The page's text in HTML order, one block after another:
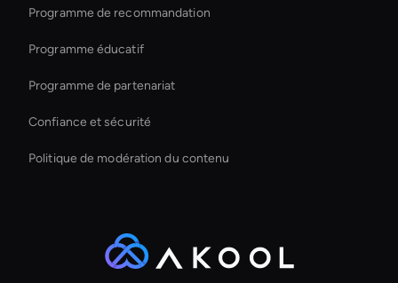
Programme de recommandation
Programme éducatif
Programme de partenariat
Confiance et sécurité
Politique de modération du contenu